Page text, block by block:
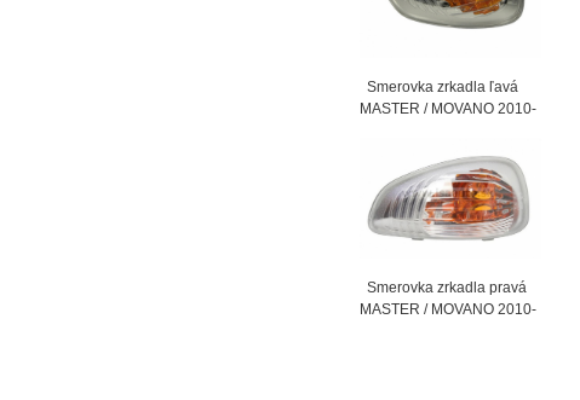
Smerovka zrkadla ľavá
MASTER / MOVANO 2010-
Smerovka zrkadla pravá
MASTER / MOVANO 2010-